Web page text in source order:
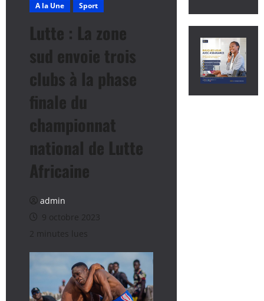
A la Une Sport
Lutte : La zone
sud envoie trois
clubs à la phase
finale du
championnat
national de Lutte
Africaine
admin
9 octobre 2023
2 minutes lues